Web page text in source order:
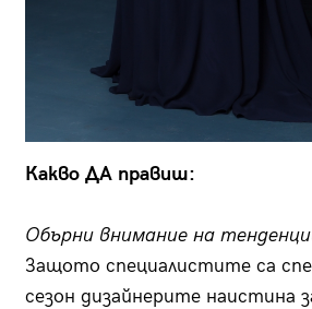
Какво ДА правиш:
Обърни внимание на
Защото специалистите са
сезон дизайнерите наистина